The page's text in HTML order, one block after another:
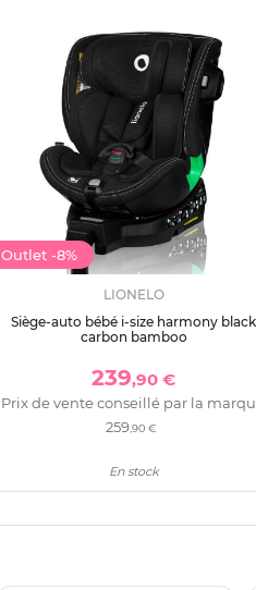
Outlet -8%
LIONELO
Siège-auto bébé i-size harmony black
carbon bamboo
239,90 €
Prix de vente conseillé par la
259,90 €
En stock